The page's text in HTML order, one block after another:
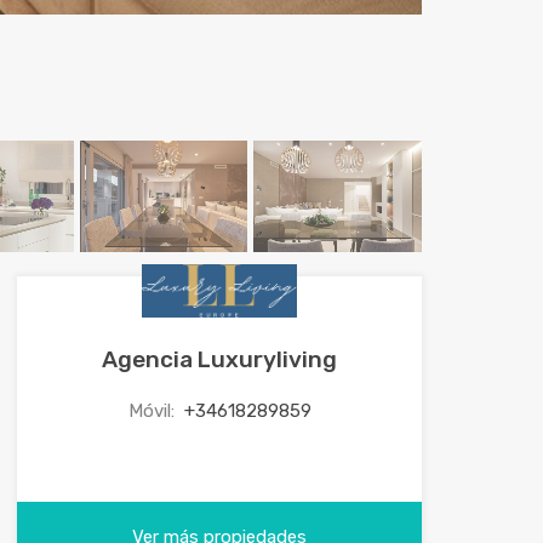
Agencia Luxuryliving
Móvil: +34618289859
Ver más propiedades